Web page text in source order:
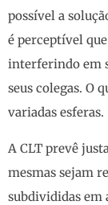
possível a
é perceptível
interferindo em
seus colegas. O
variadas esferas.
A CLT prevê
mesmas sejam
subdivididas em